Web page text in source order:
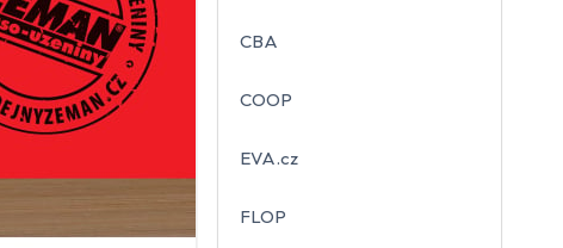
CBA
COOP
EVA.cz
FLOP